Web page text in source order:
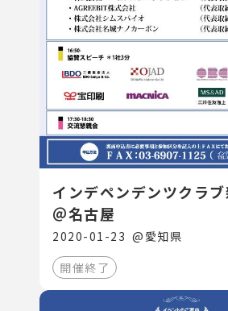
インデペンデンツクラ
＠名古屋
2020-01-23 @ 愛知県
開催終了